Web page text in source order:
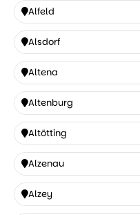
Alfeld
Alfeld
Alsdorf
Alsdorf
Altena
Altena
Altenburg
Altenburg
Altötting
Altötting
Alzenau
Alzenau
Alzey
Alzey